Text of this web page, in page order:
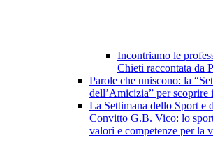
Incontriamo le
Chieti raccontata da
Parole che uniscono: la
dell’Amicizia” per
La Settimana dello Sport e
Convitto G.B. Vico: lo
valori e competenze per la